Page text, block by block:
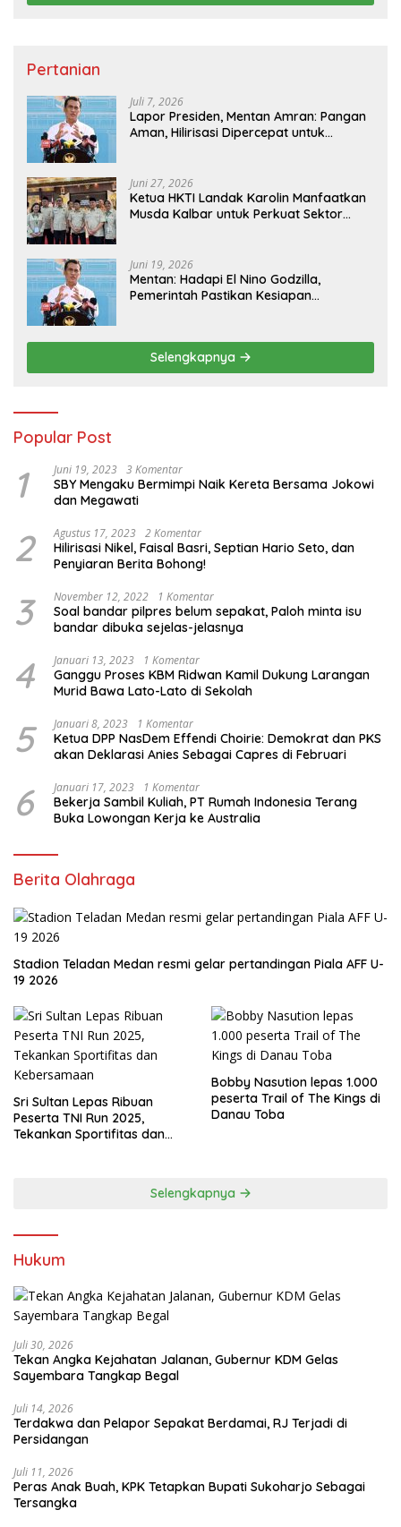
Pertanian
Juli 7, 2026
Lapor Presiden, Mentan Amran: Pangan
Aman, Hilirisasi Dipercepat untuk
Juni 27, 2026
Ketua HKTI Landak Karolin Manfaatkan
Musda Kalbar untuk Perkuat Sektor
Juni 19, 2026
Mentan: Hadapi El Nino Godzilla,
Pemerintah Pastikan Kesiapan
Selengkapnya
Popular Post
1 Juni 19, 2023 3 Komentar
SBY Mengaku Bermimpi Naik Kereta Bersama Jokowi
dan Megawati
2 Agustus 17, 2023 2 Komentar
Hilirisasi Nikel, Faisal Basri, Septian Hario Seto, dan
Penyiaran Berita Bohong!
3 November 12, 2022 1 Komentar
Soal bandar pilpres belum sepakat, Paloh minta isu
bandar dibuka sejelas-jelasnya
4 Januari 13, 2023 1 Komentar
Ganggu Proses KBM Ridwan Kamil Dukung Larangan
Murid Bawa Lato-Lato di Sekolah
5 Januari 8, 2023 1 Komentar
Ketua DPP NasDem Effendi Choirie: Demokrat dan PKS
akan Deklarasi Anies Sebagai Capres di Februari
6 Januari 17, 2023 1 Komentar
Bekerja Sambil Kuliah, PT Rumah Indonesia Terang
Buka Lowongan Kerja ke Australia
Berita Olahraga
Stadion Teladan Medan resmi gelar pertandingan Piala AFF U-
19 2026
Sri Sultan Lepas Ribuan
Peserta TNI Run 2025,
Tekankan Sportifitas dan
Bobby Nasution lepas 1.000
peserta Trail of The Kings di
Danau Toba
Selengkapnya
Hukum
Juli 30, 2026
Tekan Angka Kejahatan Jalanan, Gubernur KDM Gelas
Sayembara Tangkap Begal
Juli 14, 2026
Terdakwa dan Pelapor Sepakat Berdamai, RJ Terjadi di
Persidangan
Juli 11, 2026
Peras Anak Buah, KPK Tetapkan Bupati Sukoharjo Sebagai
Tersangka